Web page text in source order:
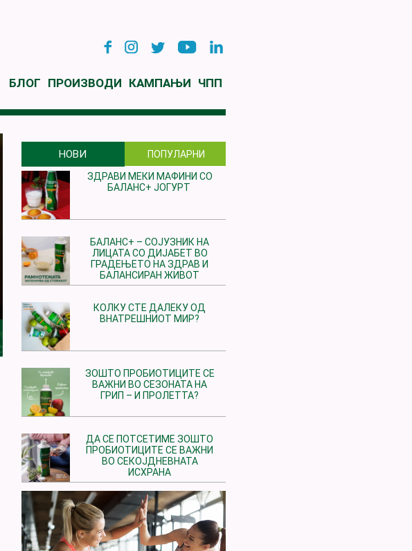
БЛОГ ПРОИЗВОДИ КАМПАЊИ ЧПП
НОВИ
ЗДРАВИ МЕКИ МАФИНИ СО
БАЛАНС+ ЈОГУРТ
БАЛАНС+ – СОЈУЗНИК НА
ЛИЦАТА СО ДИЈАБЕТ ВО
ГРАДЕЊЕТО НА ЗДРАВ И
БАЛАНСИРАН ЖИВОТ
КОЛКУ СТЕ ДАЛЕКУ ОД
ВНАТРЕШНИОТ МИР?
ЗОШТО ПРОБИОТИЦИТЕ СЕ
ВАЖНИ ВО СЕЗОНАТА НА
ГРИП – И ПРОЛЕТТА?
ДА СЕ ПОТСЕТИМЕ ЗОШТО
ПРОБИОТИЦИТЕ СЕ ВАЖНИ
ВО СЕКОЈДНЕВНАТА
ИСХРАНА
ПОПУЛАРНИ